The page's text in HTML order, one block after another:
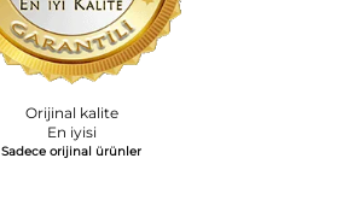
Orijinal kalite
En iyisi
Sadece orijinal ürünler